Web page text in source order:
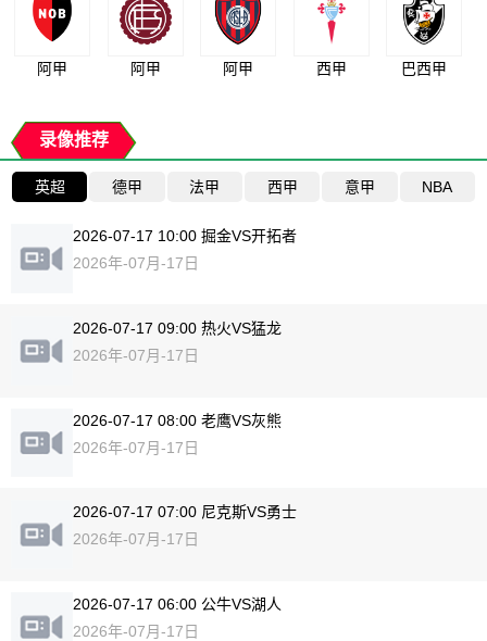
阿甲 阿甲 阿甲 西甲 巴西甲
录像推荐
英超 德甲 法甲 西甲 意甲 NBA
2026-07-17 10:00 掘金VS开拓者
2026年-07月-17日
2026-07-17 09:00 热火VS猛龙
2026年-07月-17日
2026-07-17 08:00 老鹰VS灰熊
2026年-07月-17日
2026-07-17 07:00 尼克斯VS勇士
2026年-07月-17日
2026-07-17 06:00 公牛VS湖人
2026年-07月-17日